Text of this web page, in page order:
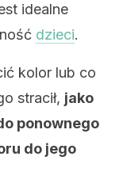
idealne
dzieci.
kolor lub co
stracił, jako
ponownego
do jego